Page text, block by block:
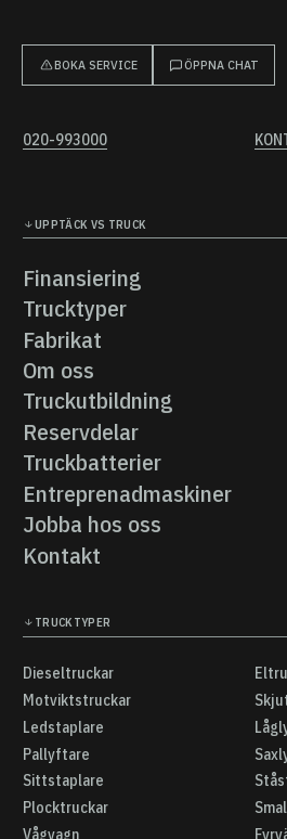
BOKA SERVICE ÖPPNA CHAT
020-993000
UPPTÄCK VS TRUCK
Finansiering
Finansiering
Trucktyper
Trucktyper
Fabrikat
Fabrikat
Om oss
Om oss
Truckutbildning
Truckutbildning
Reservdelar
Reservdelar
Truckbatterier
Truckbatterier
Entreprenadmaskiner
Entreprenadmaskiner
Jobba hos oss
Jobba hos oss
Kontakt
TRUCKTYPER
Dieseltruckar
Dieseltruckar
Motviktstruckar
Motviktstruckar
Ledstaplare
Ledstaplare
Pallyftare
Pallyftare
Sittstaplare
Sittstaplare
Plocktruckar
Plocktruckar
Vågvagn